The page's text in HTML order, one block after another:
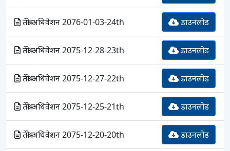
तेश्रो अधिवेशन 2076-01-03-24th डाउनलोड
तेश्रो अधिवेशन 2075-12-28-23th डाउनलोड
तेश्रो अधिवेशन 2075-12-27-22th डाउनलोड
तेश्रो अधिवेशन 2075-12-25-21th डाउनलोड
तेश्रो अधिवेशन 2075-12-20-20th डाउनलोड